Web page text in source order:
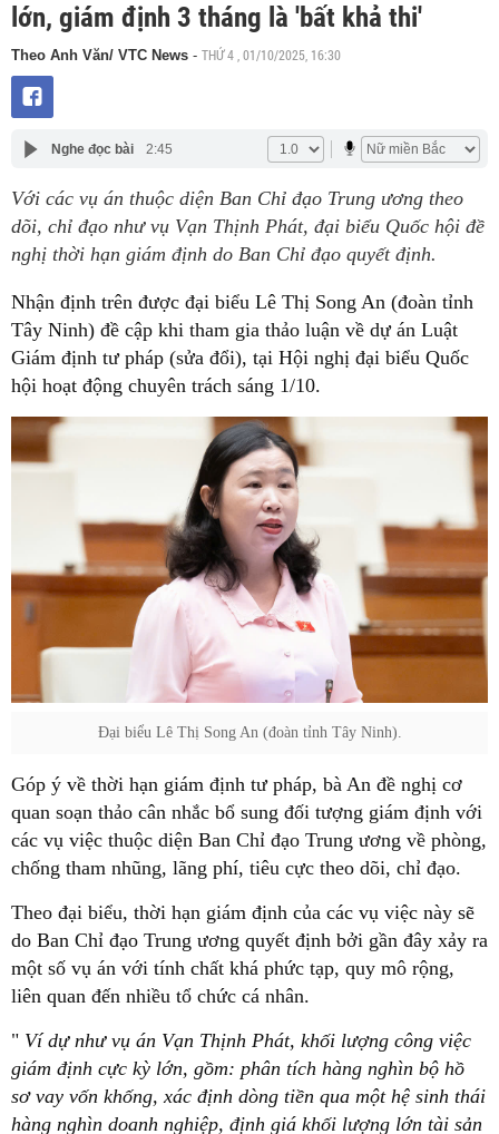
lớn, giám định 3 tháng là 'bất khả thi'
Theo Anh Văn/ VTC News - THỨ 4 , 01/10/2025, 16:30
Nghe đọc bài 2:45
Với các vụ án thuộc diện Ban Chỉ đạo Trung ương theo
dõi, chỉ đạo như vụ Vạn Thịnh Phát, đại biểu Quốc hội đề
nghị thời hạn giám định do Ban Chỉ đạo quyết định.
Nhận định trên được đại biểu Lê Thị Song An (đoàn tỉnh
Tây Ninh) đề cập khi tham gia thảo luận về dự án Luật
Giám định tư pháp (sửa đổi), tại Hội nghị đại biểu Quốc
hội hoạt động chuyên trách sáng 1/10.
Đại biểu Lê Thị Song An (đoàn tỉnh Tây Ninh).
Góp ý về thời hạn giám định tư pháp, bà An đề nghị cơ
quan soạn thảo cân nhắc bổ sung đối tượng giám định với
các vụ việc thuộc diện Ban Chỉ đạo Trung ương về phòng,
chống tham nhũng, lãng phí, tiêu cực theo dõi, chỉ đạo.
Theo đại biểu, thời hạn giám định của các vụ việc này sẽ
do Ban Chỉ đạo Trung ương quyết định bởi gần đây xảy ra
một số vụ án với tính chất khá phức tạp, quy mô rộng,
liên quan đến nhiều tổ chức cá nhân.
" Ví dự như vụ án Vạn Thịnh Phát, khối lượng công việc
giám định cực kỳ lớn, gồm: phân tích hàng nghìn bộ hồ
sơ vay vốn khống, xác định dòng tiền qua một hệ sinh thái
hàng nghìn doanh nghiệp, định giá khối lượng lớn tài sản